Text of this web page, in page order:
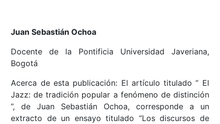
Juan Sebastián Ochoa
Docente de la Pontificia Universidad Javeriana,
Bogotá
Acerca de esta publicación: El artículo titulado “ El
Jazz: de tradición popular a fenómeno de distinción
”, de Juan Sebastián Ochoa, corresponde a un
extracto de un ensayo titulado “Los discursos de